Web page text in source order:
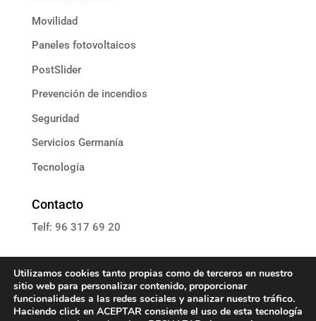
Movilidad
Paneles fotovoltaicos
PostSlider
Prevención de incendios
Seguridad
Servicios Germanía
Tecnología
Contacto
Telf: 96 317 69 20
E: informacion@grupoassista.com
Utilizamos cookies tanto propias como de terceros en nuestro
sitio web para personalizar contenido, proporcionar
funcionalidades a las redes sociales y analizar nuestro tráfico.
Haciendo click en ACEPTAR consiente el uso de esta tecnología